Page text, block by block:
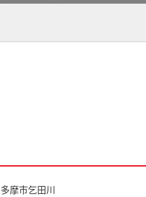
多摩市乞田川